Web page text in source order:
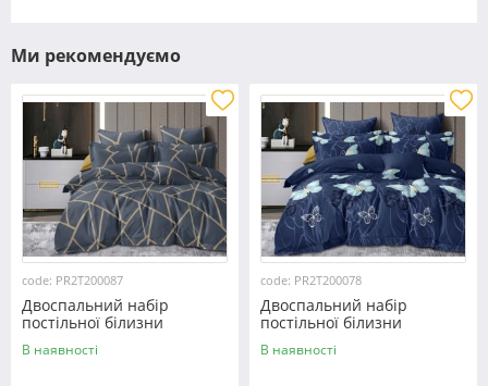
Ми рекомендуємо
code: PR2T200087
Двоспальний набір
постільної білизни
180*220 із полікотону
№200087 Черешенька™
В наявності
code: PR2T200078
Двоспальний набір
постільної білизни
180*220 із полікотону
№200078 Черешенька™
В наявності